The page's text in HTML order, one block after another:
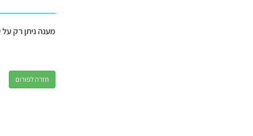
מענה ניתן רק על
חזרה לפורום